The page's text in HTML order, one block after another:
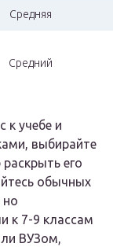
Средняя
Средний
к учебе и
выбирайте
его
обычных
но
к 7-9 классам
ВУЗом,